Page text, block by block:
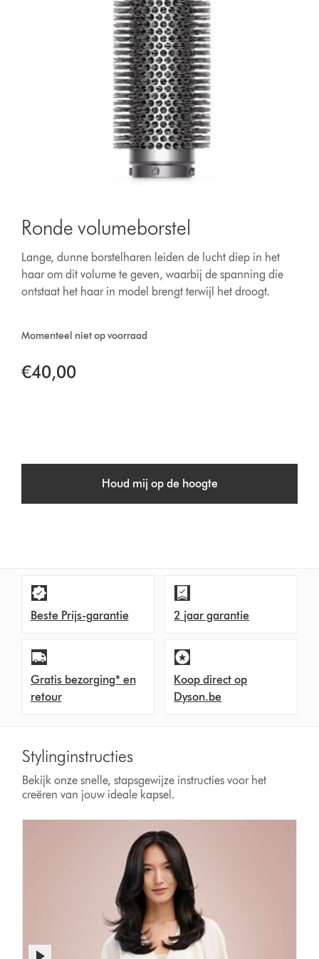
Ronde volumeborstel
Lange, dunne borstelharen leiden de lucht diep in het
haar om dit volume te geven, waarbij de spanning die
ontstaat het haar in model brengt terwijl het droogt.
Momenteel niet op voorraad
€40,00
Houd mij op de hoogte
Beste Prijs-garantie 2 jaar garantie
Gratis bezorging* en
retour
Koop direct op
Dyson.be
Stylinginstructies
Bekijk onze snelle, stapsgewijze instructies voor het
creëren van jouw ideale kapsel.